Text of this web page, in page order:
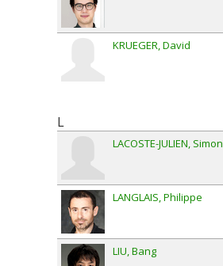
KRUEGER David
L
LACOSTE-JULIEN Simon
LANGLAIS Philippe
LIU Bang